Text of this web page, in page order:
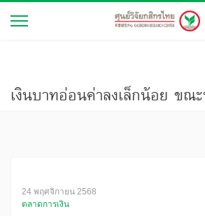
24 พฤศจิกายน 2568
ตลาดการเงิน